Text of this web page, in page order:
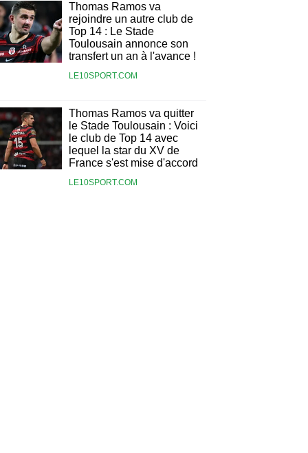
Thomas Ramos va
rejoindre un autre club de
Top 14 : Le Stade
Toulousain annonce son
transfert un an à l'avance !
LE10SPORT.COM
Thomas Ramos va quitter
le Stade Toulousain : Voici
le club de Top 14 avec
lequel la star du XV de
France s'est mise d'accord
LE10SPORT.COM